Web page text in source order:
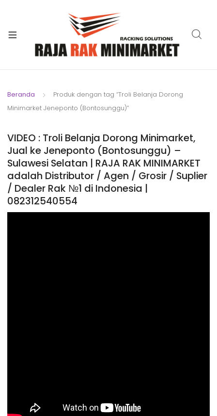
Beranda
Produk dengan tag “Troli Belanja Dorong
Minimarket Jeneponto (Bontosunggu)”
VIDEO : Troli Belanja Dorong Minimarket,
Jual ke Jeneponto (Bontosunggu) –
Sulawesi Selatan | RAJA RAK MINIMARKET
adalah Distributor / Agen / Grosir / Suplier
/ Dealer Rak №1 di Indonesia |
082312540554